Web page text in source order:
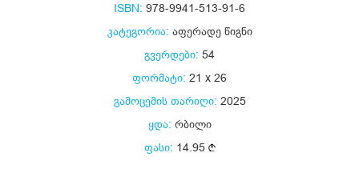
ISBN: 978-9941-513-91-6
კატეგორია: აფერადე წიგნი
გვერდები: 54
ფორმატი: 21 x 26
გამოცემის თარიღი: 2025
ყდა: რბილი
ფასი: 14.95